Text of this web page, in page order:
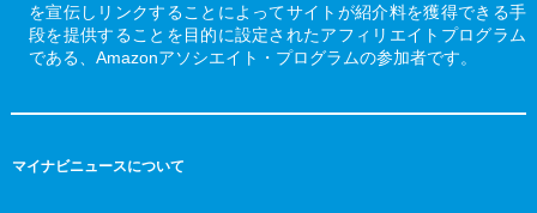
を宣伝しリンクすることによってサイトが紹介料を獲得できる手
段を提供することを目的に設定されたアフィリエイトプログラム
である、Amazonアソシエイト・プログラムの参加者です。
マイナビニュースについて